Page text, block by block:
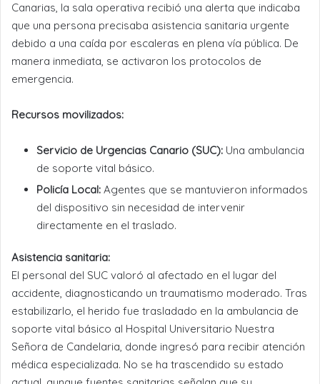
Canarias, la sala operativa recibió una alerta que indicaba
que una persona precisaba asistencia sanitaria urgente
debido a una caída por escaleras en plena vía pública. De
manera inmediata, se activaron los protocolos de
emergencia.
Recursos movilizados:
Servicio de Urgencias Canario (SUC): Una ambulancia
de soporte vital básico.
Policía Local: Agentes que se mantuvieron informados
del dispositivo sin necesidad de intervenir
directamente en el traslado.
Asistencia sanitaria:
El personal del SUC valoró al afectado en el lugar del
accidente, diagnosticando un traumatismo moderado. Tras
estabilizarlo, el herido fue trasladado en la ambulancia de
soporte vital básico al Hospital Universitario Nuestra
Señora de Candelaria, donde ingresó para recibir atención
médica especializada. No se ha trascendido su estado